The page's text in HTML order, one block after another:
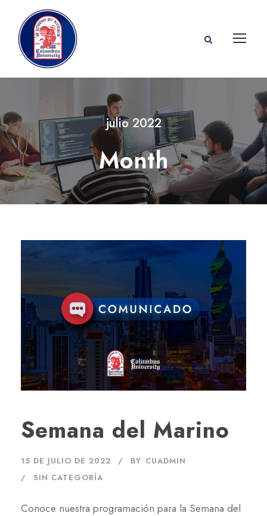
julio 2022
Month
Semana del Marino
15 DE JULIO DE 2022 BY CUADMIN
SIN CATEGORÍA
Conoce nuestra programación para la Semana del